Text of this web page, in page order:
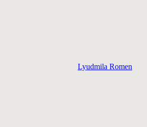
Lyudmila Romen